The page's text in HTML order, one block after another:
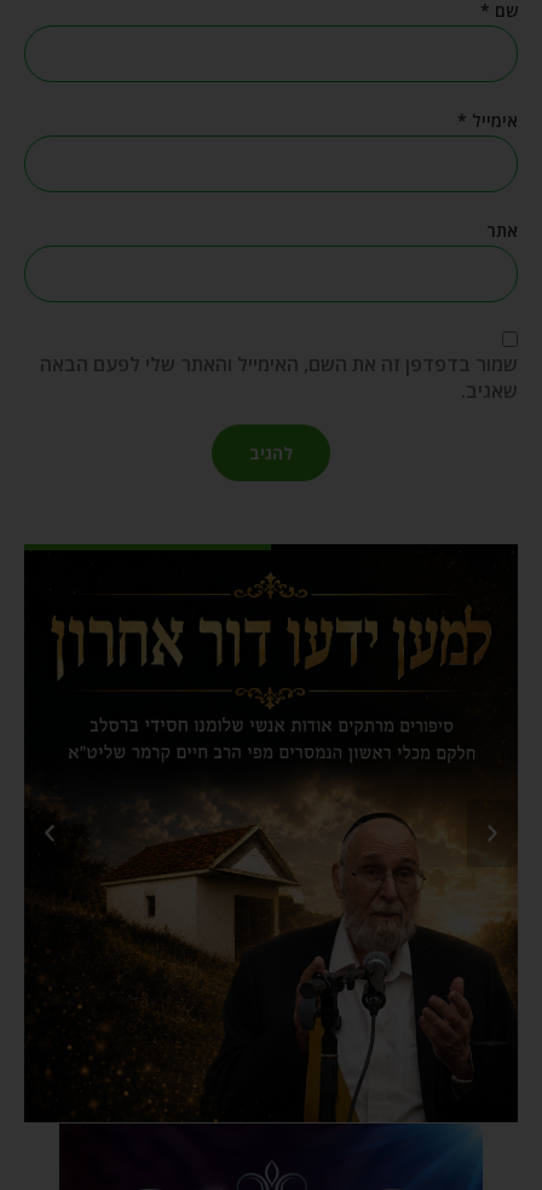
שם *
אימייל *
אתר
שמור בדפדפן זה את השם, האימייל והאתר שלי לפעם הבאה
שאגיב.